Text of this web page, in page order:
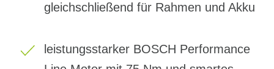
gleichschließend für Rahmen und Akku
leistungsstarker BOSCH Performance